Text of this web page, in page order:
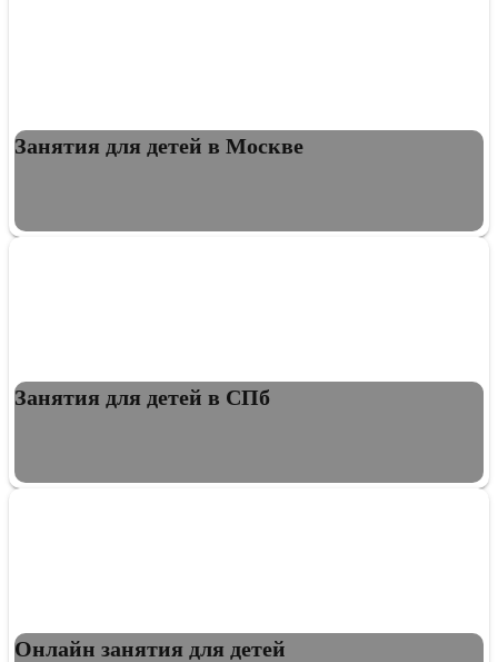
Занятия для детей в Москве
Занятия для детей в СПб
Онлайн занятия для детей